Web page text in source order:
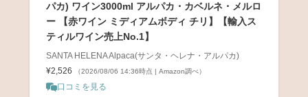
パカ) ワイン3000ml アルパカ・カベルネ・メルロ
ー 【赤ワイン ミディアムボディ チリ】【輸入ス
ティルワイン売上No.1】
SANTA HELENA Alpaca(サンタ・ヘレナ・アルパカ)
¥2,526
（2026/08/06 14:36時点 | Amazon調べ）
口コミを見る